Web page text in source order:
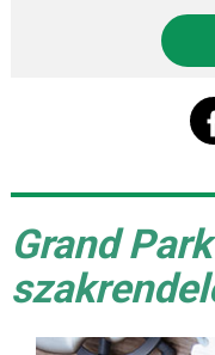
Grand